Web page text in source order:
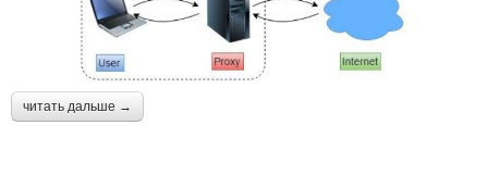
читать дальше →